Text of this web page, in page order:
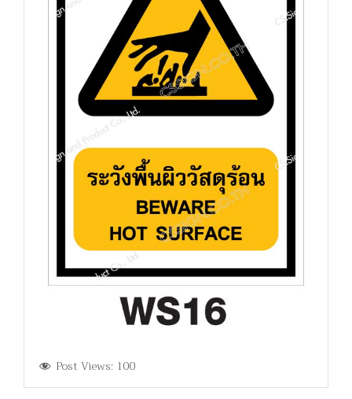
Post Views: 100